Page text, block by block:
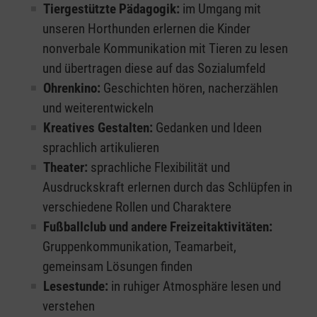
Tiergestützte Pädagogik: im Umgang mit
unseren Horthunden erlernen die Kinder
nonverbale Kommunikation mit Tieren zu lesen
und übertragen diese auf das Sozialumfeld
Ohrenkino: Geschichten hören, nacherzählen
und weiterentwickeln
Kreatives Gestalten: Gedanken und Ideen
sprachlich artikulieren
Theater: sprachliche Flexibilität und
Ausdruckskraft erlernen durch das Schlüpfen in
verschiedene Rollen und Charaktere
Fußballclub und andere Freizeitaktivitäten:
Gruppenkommunikation, Teamarbeit,
gemeinsam Lösungen finden
Lesestunde: in ruhiger Atmosphäre lesen und
verstehen